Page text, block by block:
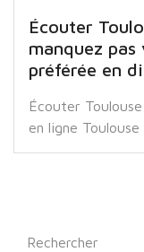
Écouter
manquez
préférée en
Écouter
en ligne
Rechercher